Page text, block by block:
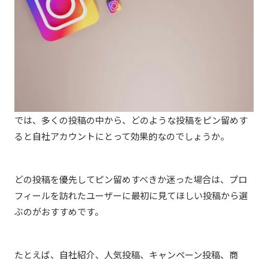
では、多くの投稿の中から、どのような投稿をピン留めす
ると自社アカウントにとって効果的なのでしょうか。
どの投稿を優先してピン留めすべきか迷った場合は、プロ
フィールを訪れたユーザーに最初に見てほしい投稿から選
ぶのがおすすめです。
たとえば、自社紹介、人気投稿、キャンペーン投稿、商